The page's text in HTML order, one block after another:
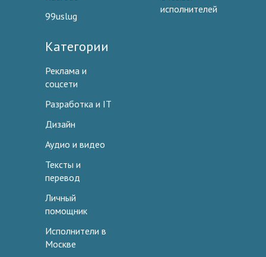
99uslug
исполнителей
Категории
Реклама и
соцсети
Разработка и IT
Дизайн
Аудио и видео
Тексты и
перевод
Личный
помощник
Исполнители в
Москве